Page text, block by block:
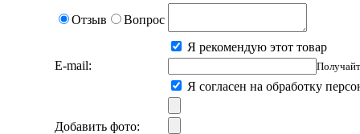
Отзыв
Вопрос
Я рекомендую этот товар
E-mail:
Я согласен на обработку
Добавить фото: